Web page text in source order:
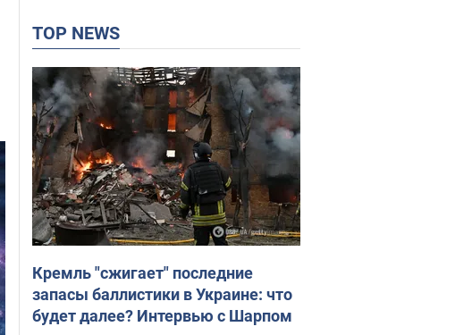
TOP NEWS
Кремль "сжигает" последние
запасы баллистики в Украине: что
будет далее? Интервью с Шарпом